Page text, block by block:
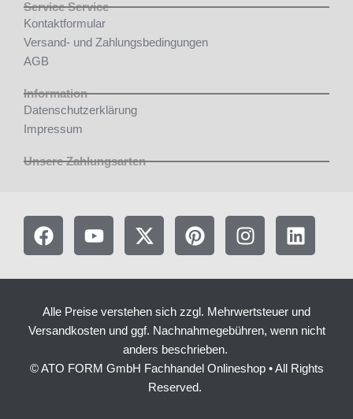
Service Service
Kontaktformular
Versand- und Zahlungsbedingungen
AGB
Information
Datenschutzerklärung
Impressum
Unsere Zahlungsarten
F
a
e
b
o
k
Y
o
t
b
X
-
w
t
t
e
r
P
i
t
e
r
e
s
t
I
n
t
a
g
a
m
L
i
k
d
n
Alle Preise verstehen sich zzgl. Mehrwertsteuer und
Versandkosten und ggf. Nachnahmegebühren, wenn nicht
anders beschrieben.
© ATO FORM GmbH Fachhandel Onlineshop • All Rights
Reserved.